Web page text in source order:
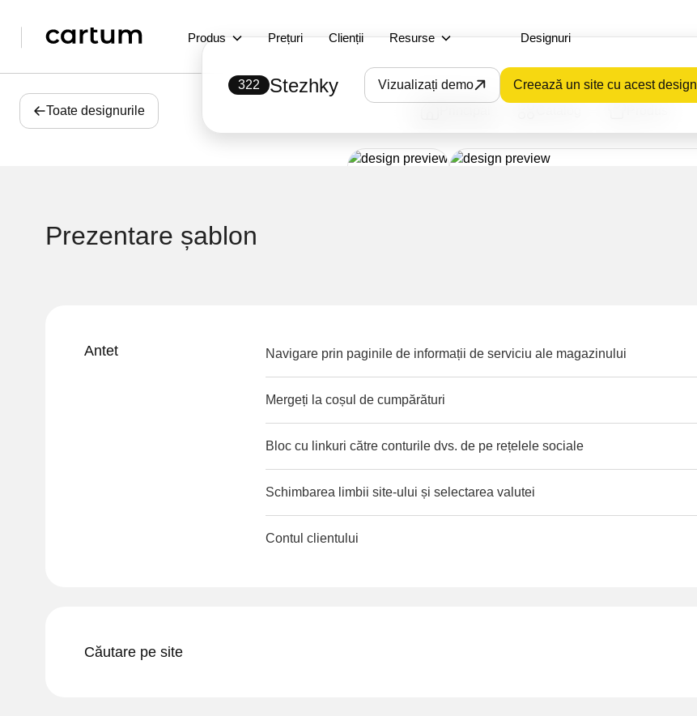
Produs Prețuri Clienții Resurse Designuri
Toate designurile
322 Stezhky Vizualizați demo Creează un site cu acest design
Prezentare șablon
Antet Navigare prin paginile de informații de serviciu ale magazinului
Mergeți la coșul de cumpărături
Bloc cu linkuri către conturile dvs. de pe rețelele sociale
Schimbarea limbii site-ului și selectarea valutei
Contul clientului
Căutare pe site